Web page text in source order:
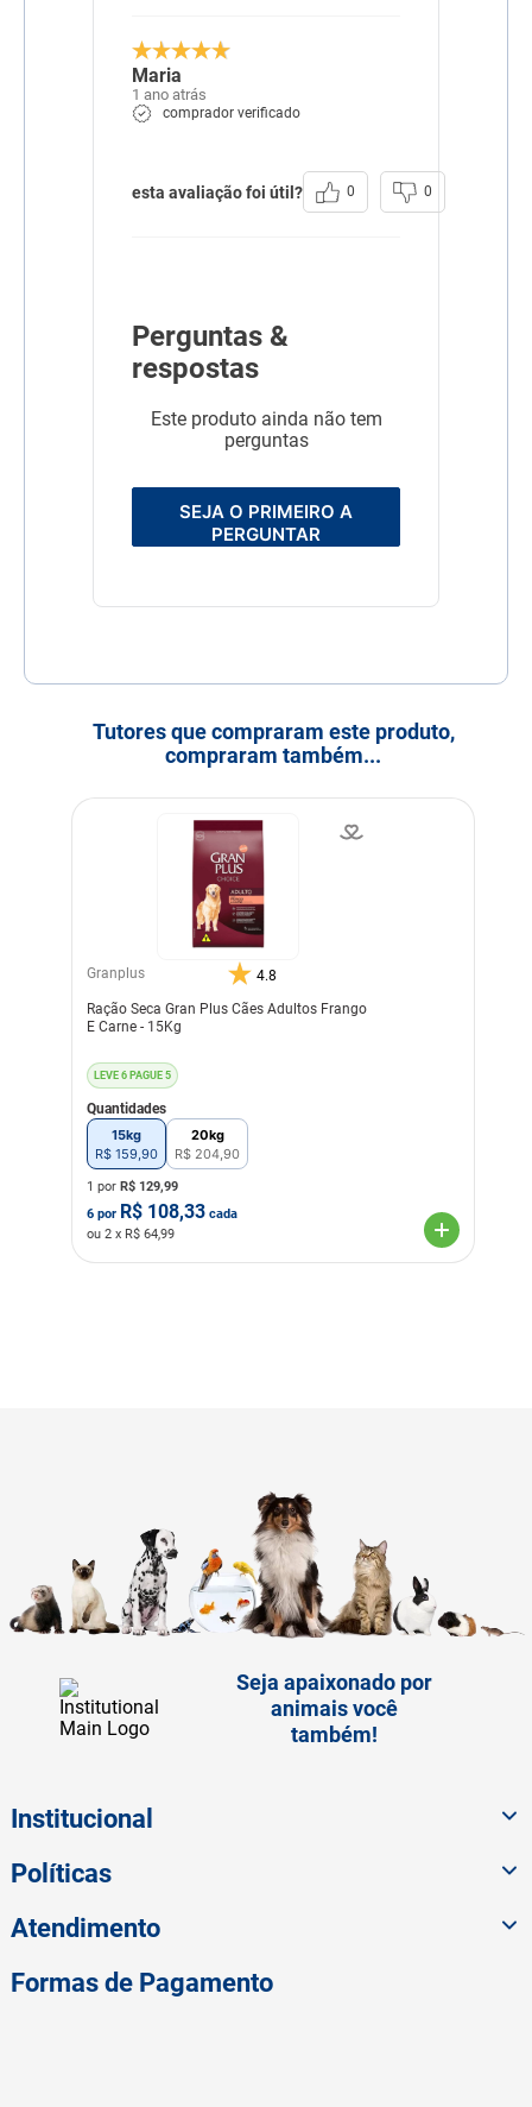
Maria
1 ano atrás
comprador verificado
esta avaliação foi útil? 0 0
Perguntas &
respostas
Este produto ainda não tem
perguntas
SEJA O PRIMEIRO A
PERGUNTAR
Tutores que compraram este produto,
compraram também...
Granplus 4.8
Ração Seca Gran Plus Cães Adultos Frango
E Carne - 15Kg
LEVE 6 PAGUE 5
Quantidades
15kg
R$ 159,90
20kg
R$ 204,90
1 por R$ 129,99
6 por R$ 108,33 cada
ou 2 x R$ 64,99
Seja apaixonado por
animais você
também!
Institucional
Políticas
Atendimento
Formas de Pagamento